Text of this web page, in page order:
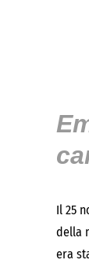
Il 25
della
era